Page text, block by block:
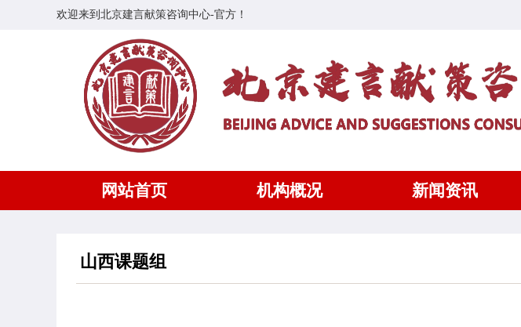
欢迎来到北京建言献策咨询中心-官方！
网站首页 机构概况 新闻资讯
山西课题组